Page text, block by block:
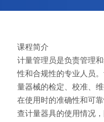
课程简介
计量管理员是负责管理
性和合规性的专业人员
量器械的检定、校准、
在使用时的准确性和可
查计量器具的使用情况